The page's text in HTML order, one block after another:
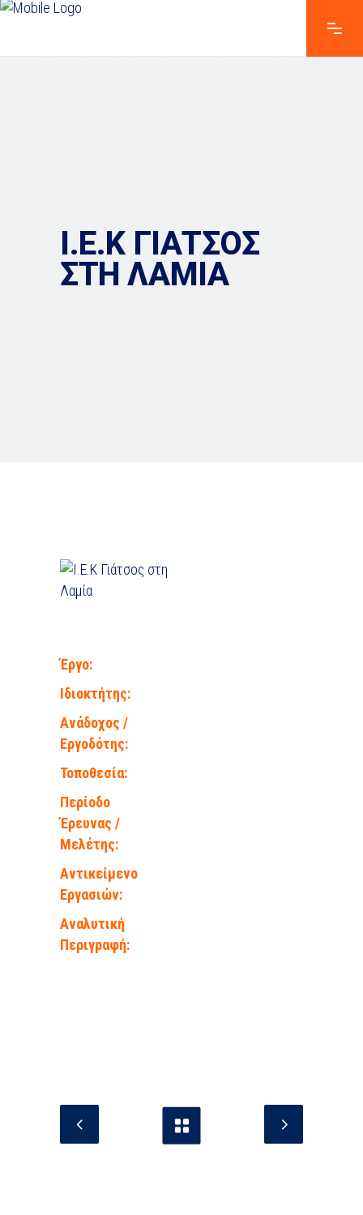
Ι.Ε.Κ ΓΙΑΤΣΟΣ
ΣΤΗ ΛΑΜΙΑ
Έργο:
Ιδιοκτήτης:
Ανάδοχος /
Εργοδότης:
Τοποθεσία:
Περίοδο
Έρευνας /
Μελέτης:
Αντικείμενο
Εργασιών:
Αναλυτική
Περιγραφή: